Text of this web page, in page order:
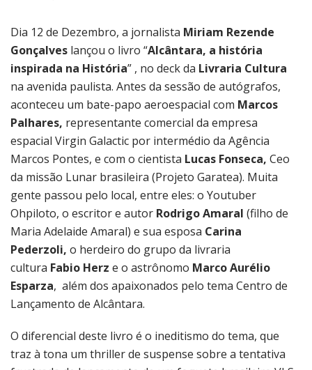
Dia 12 de Dezembro, a jornalista Miriam Rezende
Gonçalves lançou o livro “Alcântara, a história
inspirada na História” , no deck da Livraria Cultura
na avenida paulista. Antes da sessão de autógrafos,
aconteceu um bate-papo aeroespacial com Marcos
Palhares, representante comercial da empresa
espacial Virgin Galactic por intermédio da Agência
Marcos Pontes, e com o cientista Lucas Fonseca, Ceo
da missão Lunar brasileira (Projeto Garatea). Muita
gente passou pelo local, entre eles: o Youtuber
Ohpiloto, o escritor e autor Rodrigo Amaral (filho de
Maria Adelaide Amaral) e sua esposa Carina
Pederzoli, o herdeiro do grupo da livraria
cultura Fabio Herz e o astrônomo Marco Aurélio
Esparza, além dos apaixonados pelo tema Centro de
Lançamento de Alcântara.
O diferencial deste livro é o ineditismo do tema, que
traz à tona um thriller de suspense sobre a tentativa